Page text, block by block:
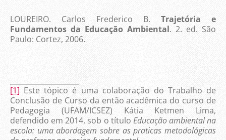
LOUREIRO. Carlos Frederico B. Trajetória e
Fundamentos da Educação Ambiental. 2. ed. São
Paulo: Cortez, 2006.
[1] Este tópico é uma colaboração do Trabalho de
Conclusão de Curso da então acadêmica do curso de
Pedagogia (UFAM/ICSEZ) Kátia Ketmen Lima,
defendido em 2014, sob o título Educação ambiental na
escola: uma abordagem sobre as praticas metodológicas